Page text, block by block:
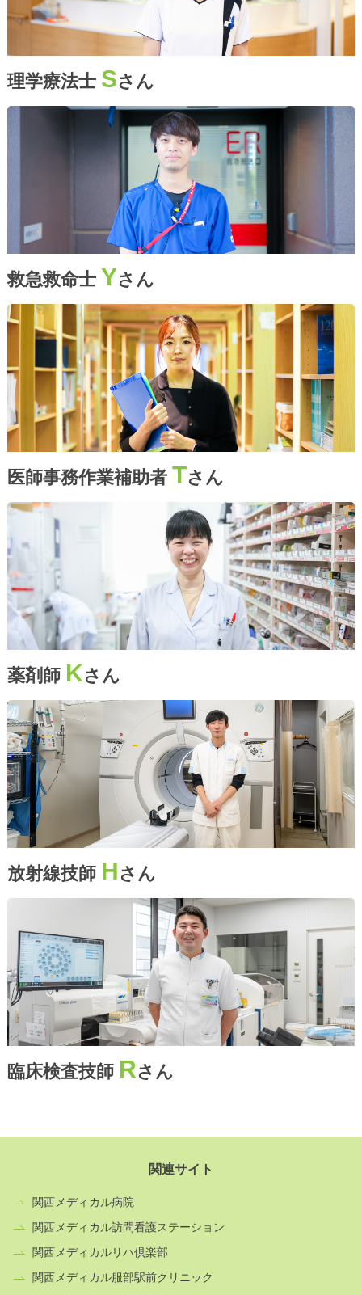
理学療法士 Sさん
救急救命士 Yさん
医師事務作業補助者 Tさん
薬剤師 Kさん
放射線技師 H さん
臨床検査技師 Rさん
関連サイト
関西メディカル病院
関西メディカル訪問看護ステーション
関西メディカルリハ倶楽部
関西メディカル服部駅前クリニック